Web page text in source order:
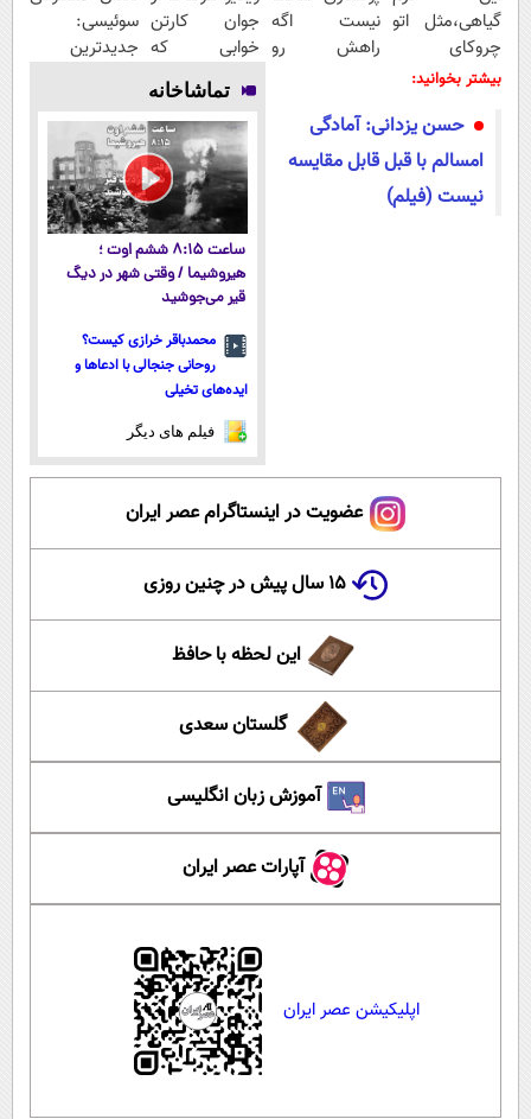
گیاهی،مثل اتو
چروکای
پوستتوصاف
نیست اگه
راهش رو
جوان کارتن
خوابی که
میلیاردر شد.
آموزش رایگان
سوئیسی:
جدیدترین
پرداخت قسطی
بیشتر بخوانید:
حسن یزدانی: آمادگی
امسالم با قبل قابل مقایسه
نیست (فیلم)
تماشاخانه
ساعت ۸:۱۵ ششم اوت ؛
هیروشیما / وقتی شهر در دیگ
قیر می‌جوشید
محمدباقر خرازی کیست؟
روحانی جنجالی با ادعاها و
ایده‌های تخیلی
فیلم های دیگر
عضویت در اینستاگرام عصر ایران
۱۵ سال پیش در چنین روزی
این لحظه با حافظ
گلستان سعدی
آموزش زبان انگلیسی
آپارات عصر ایران
اپلیکیشن عصر ایران